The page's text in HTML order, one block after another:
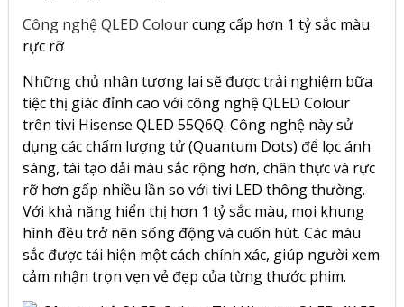
Công nghệ QLED Colourcung cấp hơn 1 tỷ sắc màu
rực rỡ
Những chủ nhân tương lai sẽ được trải nghiệm bữa
tiệc thị giác đỉnh cao với công nghệ QLED Colour
trên tivi Hisense QLED 55Q6Q. Công nghệ này sử
dụng các chấm lượng tử (Quantum Dots) để lọc ánh
sáng, tái tạo dải màu sắc rộng hơn, chân thực và rực
rỡ hơn gấp nhiều lần so với tivi LED thông thường.
Với khả năng hiển thị hơn 1 tỷ sắc màu, mọi khung
hình đều trở nên sống động và cuốn hút. Các màu
sắc được tái hiện một cách chính xác, giúp người xem
cảm nhận trọn vẹn vẻ đẹp của từng thước phim.